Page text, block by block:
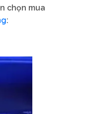
chọn mua
: